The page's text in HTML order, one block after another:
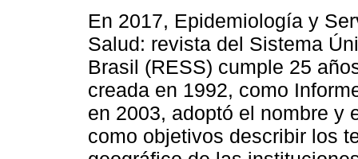
En 2017, Epidemiología y
Salud: revista del Sistema
Brasil (RESS) cumple 25
creada en 1992, como
en 2003, adoptó el nombre y
como objetivos describir los